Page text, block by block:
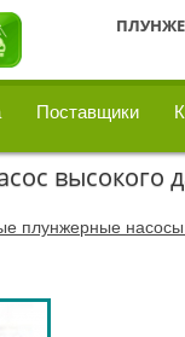
Поставщики
высокого
плунжерные насосы